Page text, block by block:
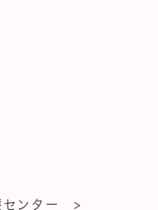
センター >